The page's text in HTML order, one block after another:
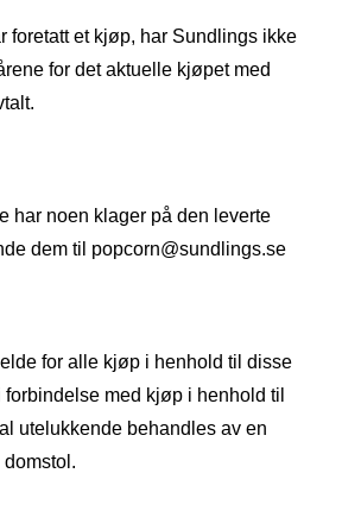
foretatt et kjøp, har Sundlings ikke
for det aktuelle kjøpet med
har noen klager på den leverte
dem til popcorn@sundlings.se
for alle kjøp i henhold til disse
med kjøp i henhold til
utelukkende behandles av en